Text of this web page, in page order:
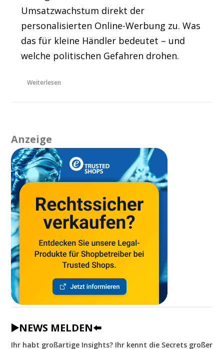
Umsatzwachstum direkt der
personalisierten Online-Werbung zu. Was
das für kleine Händler bedeutet – und
welche politischen Gefahren drohen.
Weiterlesen
Anzeige
▶️NEWS MELDEN⬅️
Ihr habt großartige Insights? Ihr kennt die Secrets großer